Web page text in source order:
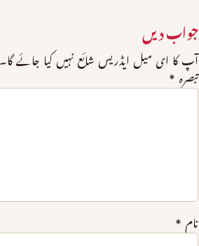
جواب دیں
آپ کا ای میل ایڈریس شائع نہیں کیا جائے گا۔
تبصرہ *
نام *